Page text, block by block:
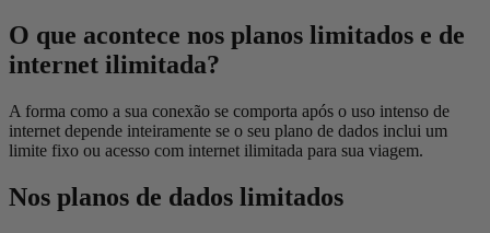
O que acontece nos planos limitados e de
internet ilimitada?
A forma como a sua conexão se comporta após o uso intenso de
internet depende inteiramente se o seu plano de dados inclui um
limite fixo ou acesso com internet ilimitada para sua viagem.
Nos planos de dados limitados